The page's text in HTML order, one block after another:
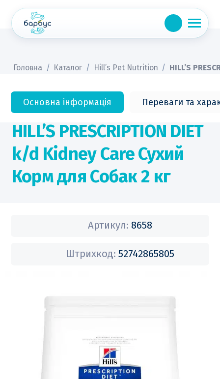
content
Головна / Каталог / Hill’s Pet Nutrition / HILL’S
Основна інформація Переваги та
HILL’S PRESCRIPTION DIET
k/d Kidney Care Сухий
Корм для Собак 2 кг
Артикул: 8658
Штрихкод: 52742865805